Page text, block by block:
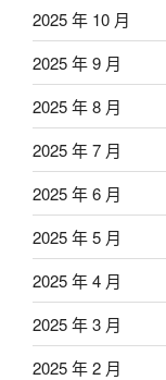
2025 年 10 月
2025 年 9 月
2025 年 8 月
2025 年 7 月
2025 年 6 月
2025 年 5 月
2025 年 4 月
2025 年 3 月
2025 年 2 月